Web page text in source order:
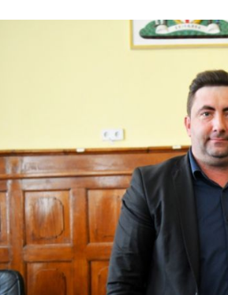
Oд 27. јула пријем захтјева
Обрасци захтјева за
Захтјев за издавање
Обавјештење о забрани
Обавјештење за